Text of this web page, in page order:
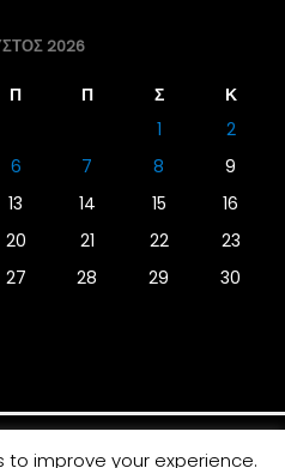
2026
Π Π Σ
Κ
1
2
6 7 8
9
13 14 15
16
20 21 22
23
27 28 29
30
to improve your experience.